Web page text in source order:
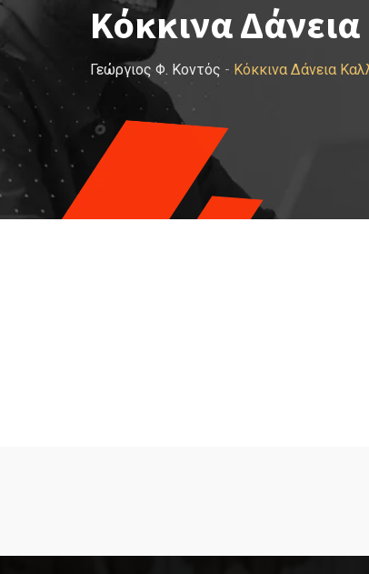
Κόκκινα
Γεώργιος Φ. Κοντός - Κόκκινα Δάνεια